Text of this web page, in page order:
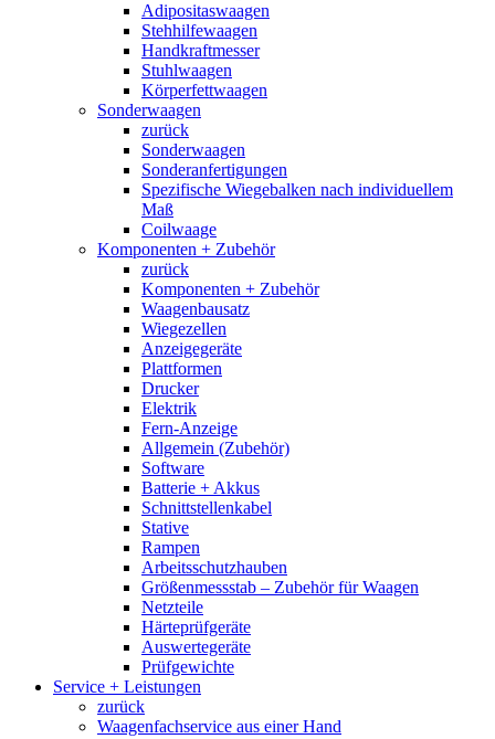
Adipositaswaagen
Stehhilfewaagen
Handkraftmesser
Stuhlwaagen
Körperfettwaagen
Sonderwaagen
zurück
Sonderwaagen
Sonderanfertigungen
Spezifische Wiegebalken nach individuellem
Maß
Coilwaage
Komponenten + Zubehör
zurück
Komponenten + Zubehör
Waagenbausatz
Wiegezellen
Anzeigegeräte
Plattformen
Drucker
Elektrik
Fern-Anzeige
Allgemein (Zubehör)
Software
Batterie + Akkus
Schnittstellenkabel
Stative
Rampen
Arbeitsschutzhauben
Größenmessstab – Zubehör für Waagen
Netzteile
Härteprüfgeräte
Auswertegeräte
Prüfgewichte
Service + Leistungen
zurück
Waagenfachservice aus einer Hand